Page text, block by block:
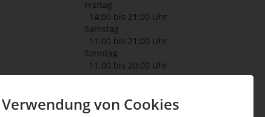
Verwendung von Cookies
Freitag
14:00 bis 21:00 Uhr
Samstag
11:00 bis 21:00 Uhr
Sonntag
11:00 bis 20:00 Uhr